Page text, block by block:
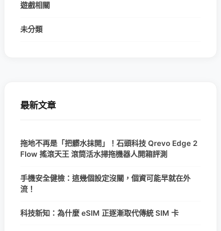
遊戲相關
未分類
最新文章
拖地不再是「把髒水抹開」！石頭科技 Qrevo Edge 2
Flow 搖滾天王 滾筒活水掃拖機器人開箱評測
手機安全健檢：這幾個設定沒關，個資可能早就在外
流！
科技新知：為什麼 eSIM 正逐漸取代傳統 SIM 卡